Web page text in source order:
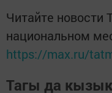
Читайте новости
национальном
https://max.ru/
Тагы да